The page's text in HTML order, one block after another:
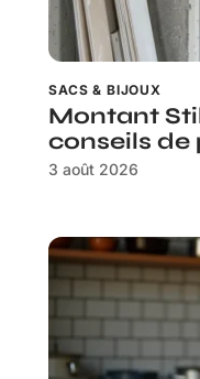
SACS & BIJOUX
Montant
conseils de
3 août 2026